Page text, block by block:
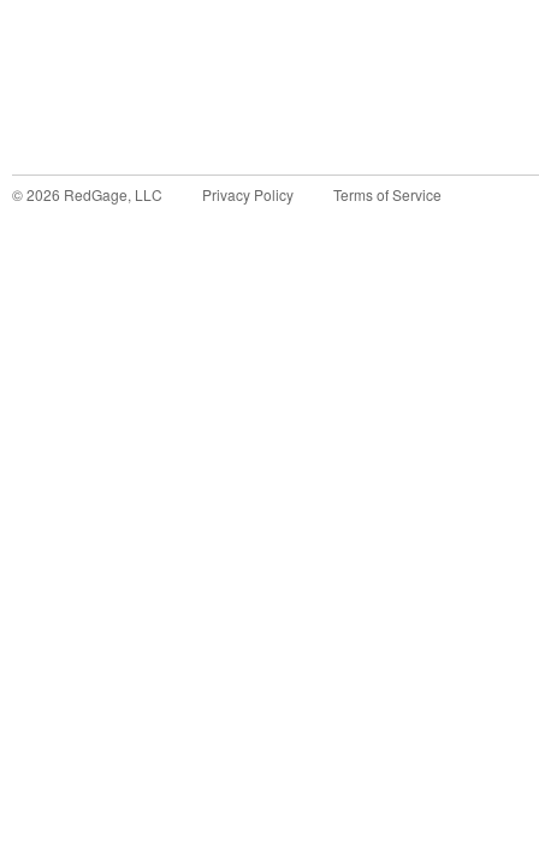
©2026 RedGage, LLC Privacy Policy Terms of Service